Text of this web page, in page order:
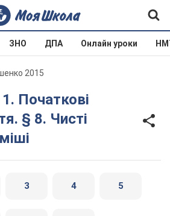
ЗНО ДПА Онлайн уроки
2015
§ 8. Чисті
3 4 5